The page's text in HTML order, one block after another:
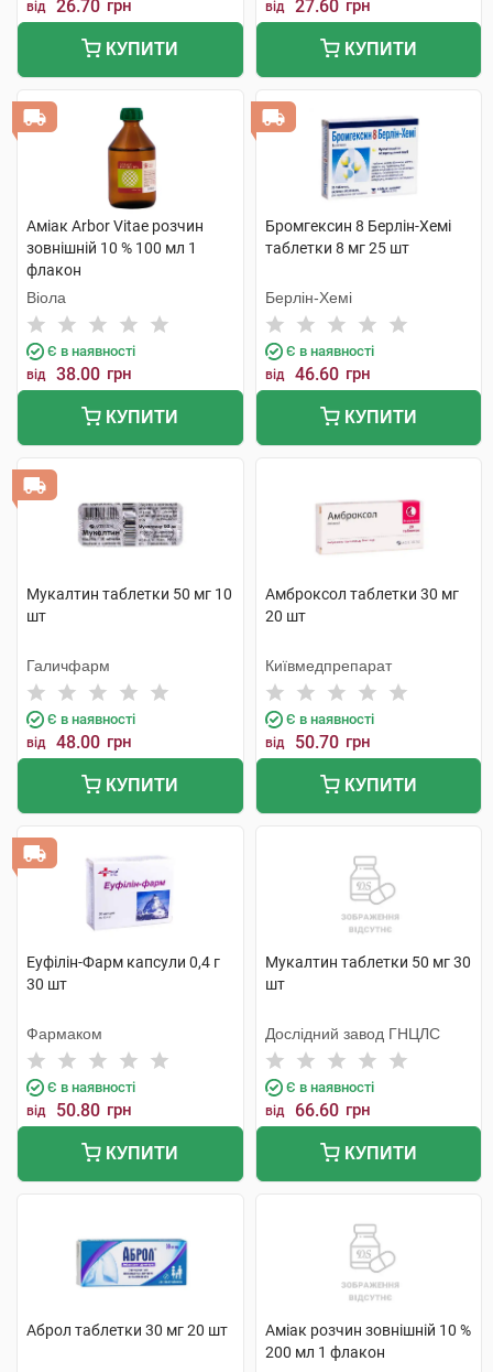
від 26.70 грн
КУПИТИ
від 27.60 грн
КУПИТИ
Аміак Arbor Vitae розчин
зовнішній 10 % 100 мл 1
флакон
Віола
Є в наявності
від 38.00 грн
КУПИТИ
Бромгексин 8 Берлін-Хемі
таблетки 8 мг 25 шт
Берлін-Хемі
Є в наявності
від 46.60 грн
КУПИТИ
Мукалтин таблетки 50 мг 10
шт
Галичфарм
Є в наявності
від 48.00 грн
КУПИТИ
Амброксол таблетки 30 мг
20 шт
Київмедпрепарат
Є в наявності
від 50.70 грн
КУПИТИ
Еуфілін-Фарм капсули 0,4 г
30 шт
Фармаком
Є в наявності
від 50.80 грн
КУПИТИ
Мукалтин таблетки 50 мг 30
шт
Дослідний завод ГНЦЛС
Є в наявності
від 66.60 грн
КУПИТИ
Аброл таблетки 30 мг 20 шт
Аміак розчин зовнішній 10 %
200 мл 1 флакон